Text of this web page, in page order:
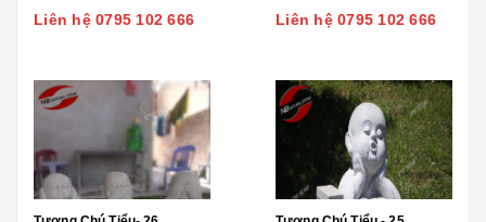
Liên hệ 0795 102 666 Liên hệ 0795 102 666